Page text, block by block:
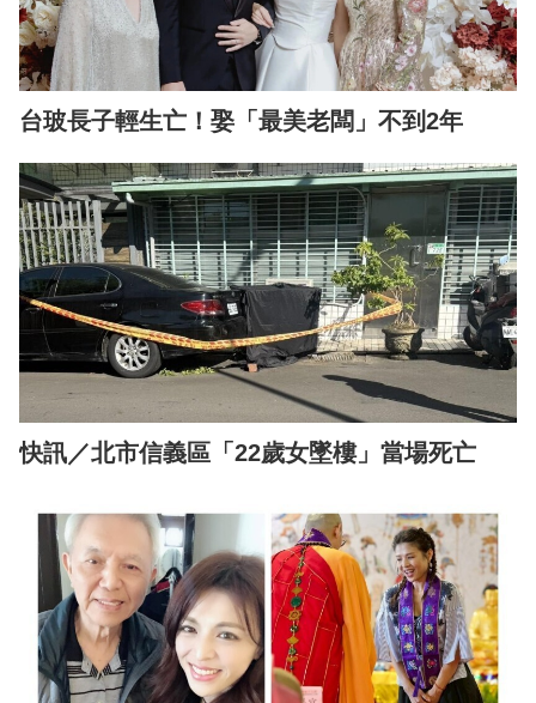
台玻長子輕生亡！娶「最美老闆」不到2年
快訊／北市信義區「22歲女墜樓」當場死亡